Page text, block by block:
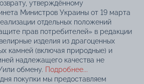
утверждённому
Министров Украины от 19 марта
отдельных положений
прав потребителей» в редакции
изделия из драгоценных
камней (включая природные) и
надлежащего качества не
или обмену. Подробнее...
покупки мы предоставляем